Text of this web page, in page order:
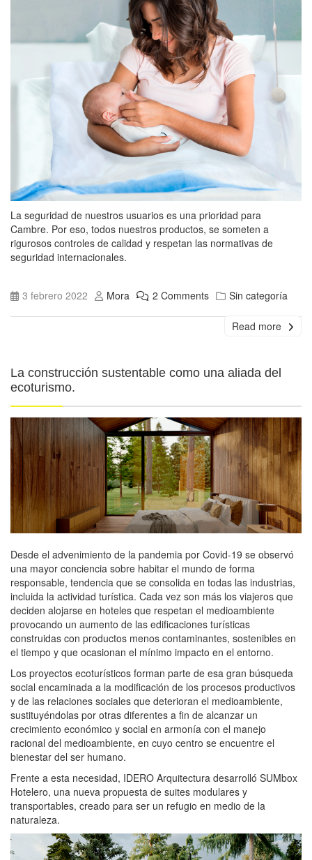
La seguridad de nuestros usuarios es una prioridad para
Cambre. Por eso, todos nuestros productos, se someten a
rigurosos controles de calidad y respetan las normativas de
seguridad internacionales.
3 febrero 2022 Mora 2 Comments Sin categoría
Read more
La construcción sustentable como una aliada del
ecoturismo.
Desde el advenimiento de la pandemia por Covid-19 se observó
una mayor conciencia sobre habitar el mundo de forma
responsable, tendencia que se consolida en todas las industrias,
incluida la actividad turística. Cada vez son más los viajeros que
deciden alojarse en hoteles que respetan el medioambiente
provocando un aumento de las edificaciones turísticas
construidas con productos menos contaminantes, sostenibles en
el tiempo y que ocasionan el mínimo impacto en el entorno.
Los proyectos ecoturísticos forman parte de esa gran búsqueda
social encaminada a la modificación de los procesos productivos
y de las relaciones sociales que deterioran el medioambiente,
sustituyéndolas por otras diferentes a fin de alcanzar un
crecimiento económico y social en armonía con el manejo
racional del medioambiente, en cuyo centro se encuentre el
bienestar del ser humano.
Frente a esta necesidad, IDERO Arquitectura desarrolló SUMbox
Hotelero, una nueva propuesta de suites modulares y
transportables, creado para ser un refugio en medio de la
naturaleza.